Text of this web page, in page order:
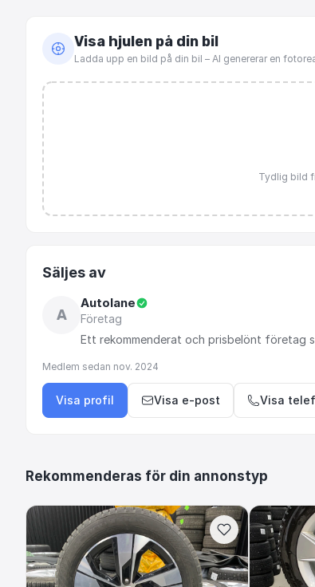
Visa hjulen på din bil
Ladda upp en bild på din bil – AI genererar en
Tydlig bild
Säljes av
A
Autolane
Företag
Ett rekommenderat och prisbelönt företag
Medlem sedan nov. 2024
Visa profil Visa e-post Visa
Rekommenderas för din annonstyp